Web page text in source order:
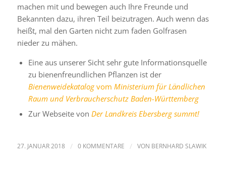
machen mit und bewegen auch Ihre Freunde und
Bekannten dazu, ihren Teil beizutragen. Auch wenn das
heißt, mal den Garten nicht zum faden Golfrasen
nieder zu mähen.
Eine aus unserer Sicht sehr gute Informationsquelle
zu bienenfreundlichen Pflanzen ist der
Bienenweidekatalogvom Ministerium für Ländlichen
Raum und Verbraucherschutz Baden-Württemberg
Zur Webseite von Der Landkreis Ebersberg summt!
27. JANUAR 2018 / 0 KOMMENTARE / VON BERNHARD SLAWIK